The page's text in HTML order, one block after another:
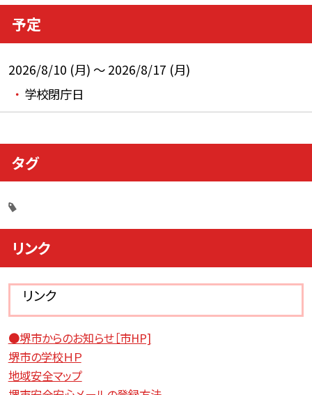
予定
2026/8/10 (月) ～ 2026/8/17 (月)
学校閉庁日
タグ
リンク
リンク
●堺市からのお知らせ［市HP]
堺市の学校ＨＰ
地域安全マップ